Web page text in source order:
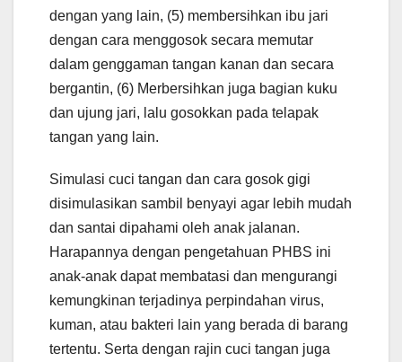
dengan yang lain, (5) membersihkan ibu jari
dengan cara menggosok secara memutar
dalam genggaman tangan kanan dan secara
bergantin, (6) Merbersihkan juga bagian kuku
dan ujung jari, lalu gosokkan pada telapak
tangan yang lain.
Simulasi cuci tangan dan cara gosok gigi
disimulasikan sambil benyayi agar lebih mudah
dan santai dipahami oleh anak jalanan.
Harapannya dengan pengetahuan PHBS ini
anak-anak dapat membatasi dan mengurangi
kemungkinan terjadinya perpindahan virus,
kuman, atau bakteri lain yang berada di barang
tertentu. Serta dengan rajin cuci tangan juga